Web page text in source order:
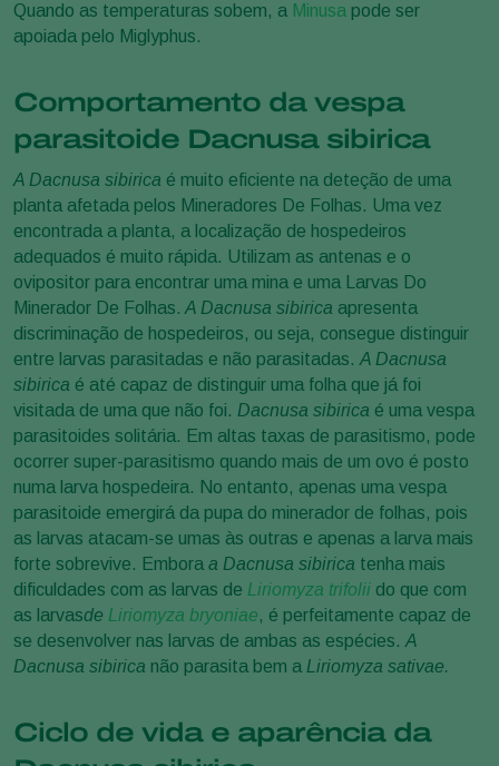
Quando as temperaturas sobem, a Minusa pode ser
apoiada pelo Miglyphus.
Comportamento da vespa
parasitoide Dacnusa sibirica
A Dacnusa sibirica é muito eficiente na deteção de uma
planta afetada pelos Mineradores De Folhas. Uma vez
encontrada a planta, a localização de hospedeiros
adequados é muito rápida. Utilizam as antenas e o
ovipositor para encontrar uma mina e uma Larvas Do
Minerador De Folhas. A Dacnusa sibirica apresenta
discriminação de hospedeiros, ou seja, consegue distinguir
entre larvas parasitadas e não parasitadas. A Dacnusa
sibirica é até capaz de distinguir uma folha que já foi
visitada de uma que não foi. Dacnusa sibirica é uma vespa
parasitoides solitária. Em altas taxas de parasitismo, pode
ocorrer super-parasitismo quando mais de um ovo é posto
numa larva hospedeira. No entanto, apenas uma vespa
parasitoide emergirá da pupa do minerador de folhas, pois
as larvas atacam-se umas às outras e apenas a larva mais
forte sobrevive. Embora a Dacnusa sibirica tenha mais
dificuldades com as larvas de Liriomyza trifolii do que com
as larvasde Liriomyza bryoniae, é perfeitamente capaz de
se desenvolver nas larvas de ambas as espécies. A
Dacnusa sibirica não parasita bem a Liriomyza sativae.
Ciclo de vida e aparência da